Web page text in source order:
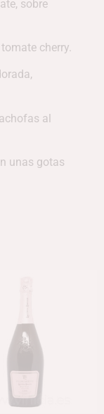
sobre
cherry.
al
unas gotas